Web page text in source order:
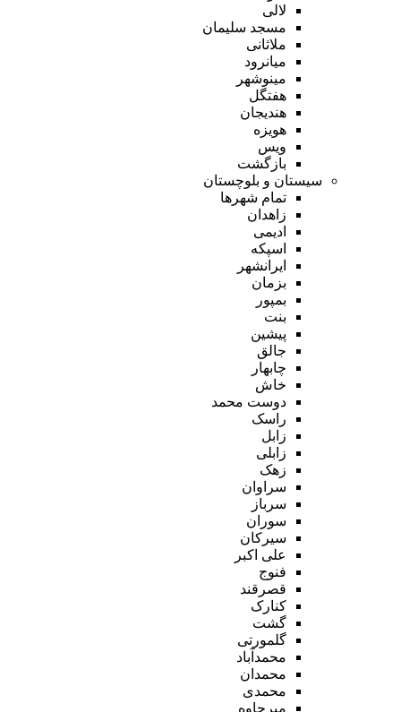
لالی
مسجد سلیمان
ملاثانی
میانرود
مینوشهر
هفتگل
هندیجان
هویزه
ویس
بازگشت
سیستان و بلوچستان
تمام شهر‌ها
زاهدان
ادیمی
اسپکه
ایرانشهر
بزمان
بمپور
بنت
پیشین
جالق
چابهار
خاش
دوست محمد
راسک
زابل
زابلی
زهک
سراوان
سرباز
سوران
سیرکان
علی اکبر
فنوج
قصرقند
کنارک
گشت
گلمورتی
محمدآباد
محمدان
محمدی
میرجاوه